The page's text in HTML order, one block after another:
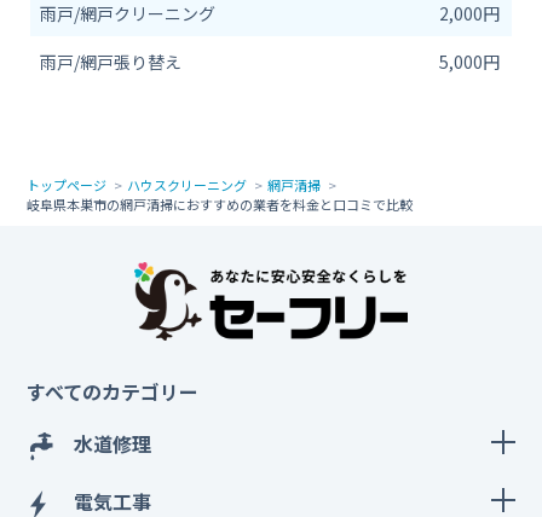
雨戸/網戸クリーニング
2,000円
雨戸/網戸張り替え
5,000円
トップページ ハウスクリーニング
網戸清掃
岐阜県本巣市の網戸清掃におすすめの業者を料金と口コミで比較
すべてのカテゴリー
水道修理
電気工事